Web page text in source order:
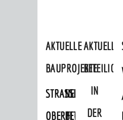
AKTUELLE
BAUPROJEKTE
ERFLOCKENBACH
NEUBAU
AKTUELLE
IN
DER